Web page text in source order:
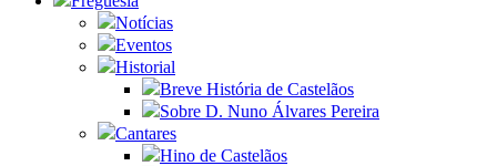
Notícias
Eventos
Historial
Breve História de Castelãos
Sobre D. Nuno Álvares Pereira
Cantares
Hino de Castelãos